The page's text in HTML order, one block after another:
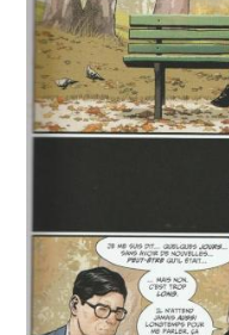
Mon avis : Après les
Bruce Wayne, coupé
et Khary RANDOLPH
Couverture : Daniel
Traduction : Thomas
Dépot légal : mai 2025
Editeur : Urban Comics
Format comics
EAN/ISBN : 979-10-
Nombre de pages : 216
idées et se
d’accomplir ce qu’elle
réduire à néant la
celui-là même qui
de l’Amérique. Mais